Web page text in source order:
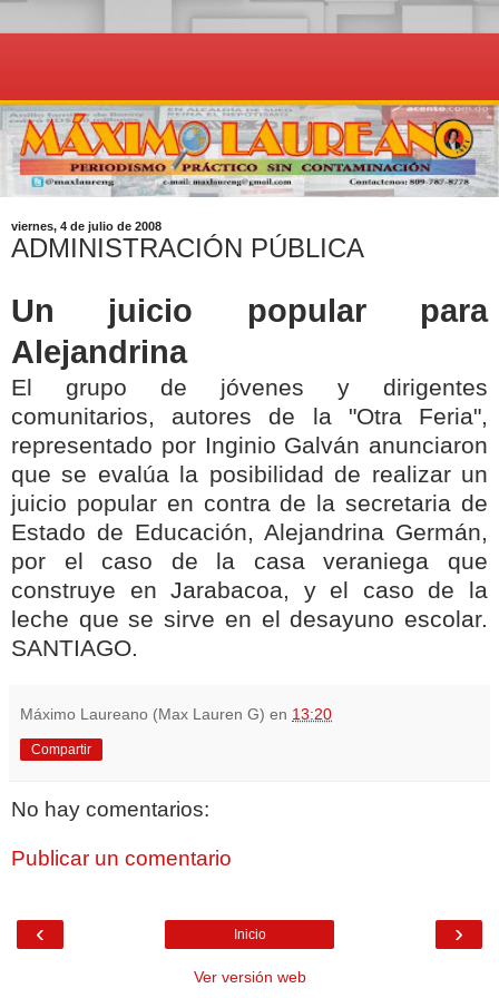
viernes, 4 de julio de 2008
ADMINISTRACIÓN PÚBLICA
Un juicio popular para
Alejandrina
El grupo de jóvenes y dirigentes
comunitarios, autores de la "Otra Feria",
representado por Inginio Galván anunciaron
que se evalúa la posibilidad de realizar un
juicio popular en contra de la secretaria de
Estado de Educación, Alejandrina Germán,
por el caso de la casa veraniega que
construye en Jarabacoa, y el caso de la
leche que se sirve en el desayuno escolar.
SANTIAGO.
Máximo Laureano (Max Lauren G) en 13:20
Compartir
No hay comentarios:
Publicar un comentario
‹ ›
Inicio
Ver versión web